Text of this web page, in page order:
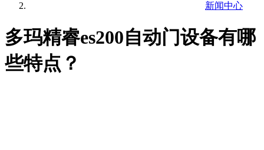
新闻中心
多玛精睿es200自动门设备有哪
些特点？